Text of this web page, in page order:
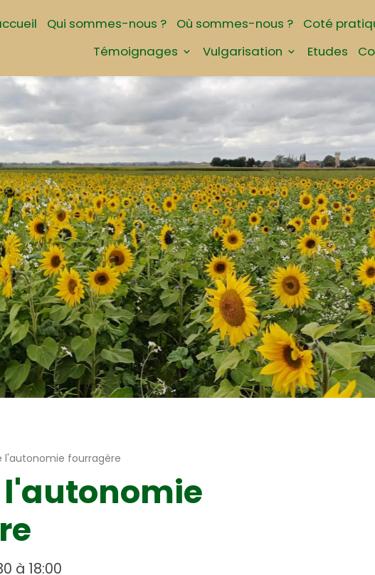
Qui sommes-nous ? Où sommes-nous ? Coté
Témoignages
Vulgarisation Etudes
l'autonomie fourragère
l'autonomie
à 18:00